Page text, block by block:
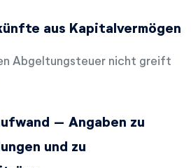
aus Kapitalvermögen
Abgeltungsteuer nicht greift
– Angaben zu
und zu